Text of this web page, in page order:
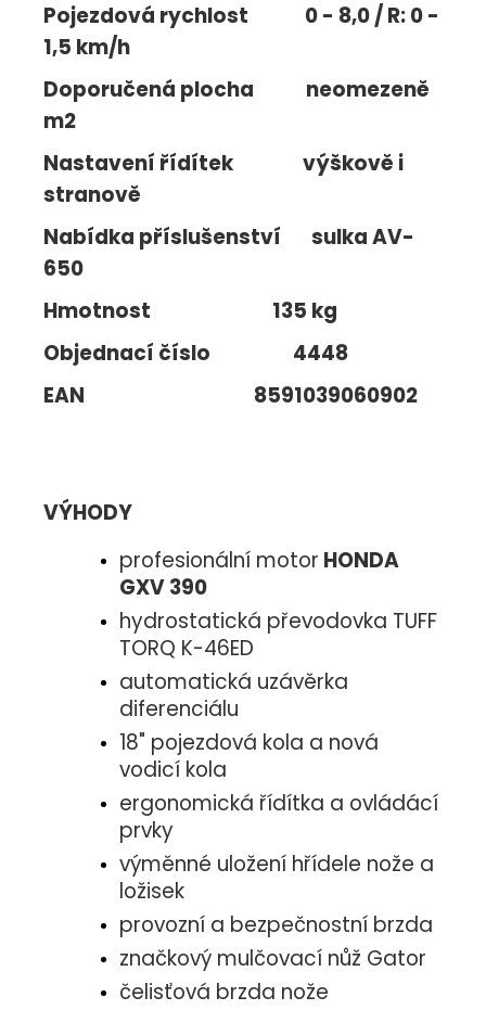
Pojezdová rychlost 0 - 8,0 / R: 0 -
1,5 km/h
Doporučená plocha neomezeně
m2
Nastavení řídítek výškově i
stranově
Nabídka příslušenství sulka AV-
650
Hmotnost 135 kg
Objednací číslo 4448
EAN 8591039060902
VÝHODY
profesionální motor HONDA
GXV 390
hydrostatická převodovka TUFF
TORQ K-46ED
automatická uzávěrka
diferenciálu
18" pojezdová kola a nová
vodicí kola
ergonomická řídítka a ovládácí
prvky
výměnné uložení hřídele nože a
ložisek
provozní a bezpečnostní brzda
značkový mulčovací nůž Gator
čelisťová brzda nože